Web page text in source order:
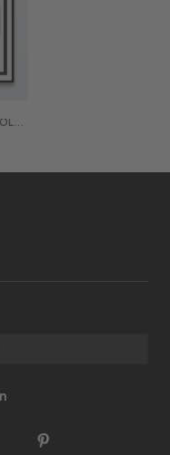
POSTER STOCKHOLM SHUFFLE